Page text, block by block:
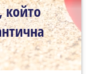
който